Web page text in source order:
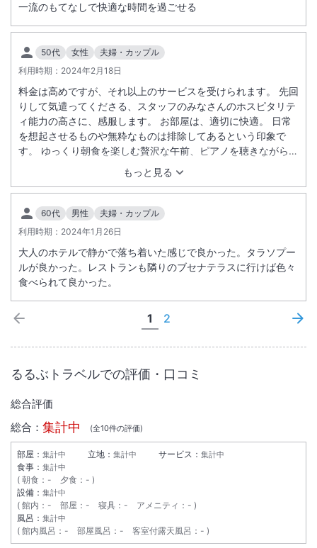
一流のもてなしで快適な時間を過ごせる
50代 女性
夫婦・カップル
利用時期： 2024年2月18日
もっと見る
料金は高めですが、それ以上のサービスを受けられます。 先回
りして気遣ってくださる、スタッフのみなさんのホスピタリテ
ィ能力の高さに、感服します。 お部屋は、適切に快適。 日常
を想起させるものや無粋なものは排除してあるという印象で
す。 ゆっくり朝食を楽しむ贅沢な午前、ピアノを聴きながら過
ごす夕方のひととき。 友人に勧めずにはいられません。
60代 男性
夫婦・カップル
利用時期： 2024年1月26日
大人のホテルで静かで落ち着いた感じで良かった。タラソプー
ルが良かった。レストランも隣りのブセナテラスに行けば色々
食べられて良かった。
1 2
るるぶトラベルでの評価・口コミ
総合評価
総合： 集計中 (全10件の評価)
部屋： 集計中 立地： 集計中 サービス： 集計中
食事： 集計中
朝食 ： - 夕食 ： -
設備： 集計中
館内 ： - 部屋 ： - 寝具 ： - アメニティ ： -
風呂： 集計中
館内風呂 ： - 部屋風呂 ： - 客室付露天風呂 ： -